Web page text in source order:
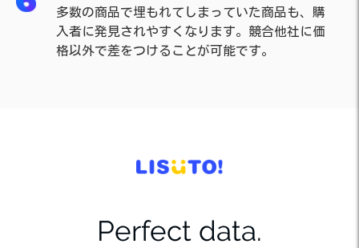
多数の商品で埋もれてしまっていた商品も、購
入者に発見されやすくなります。競合他社に価
格以外で差をつけることが可能です。
Perfect data.